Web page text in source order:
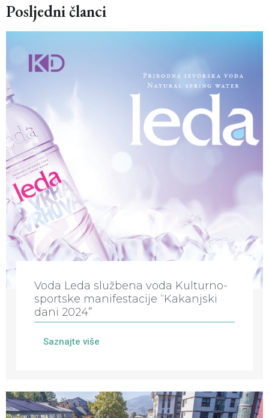
Posljedni članci
Voda Leda službena voda Kulturno-
sportske manifestacije “Kakanjski
dani 2024”
Saznajte više